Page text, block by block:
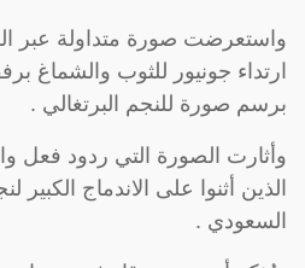
واستعرضت صورة متداولة عبر
ارتداء جونيور للثوب والشماغ
برسم صورة للنجم البرتغالي .
وأثارت الصورة التي ردود فعل
الذين أثنوا على الاندماج الكبير
السعودي .